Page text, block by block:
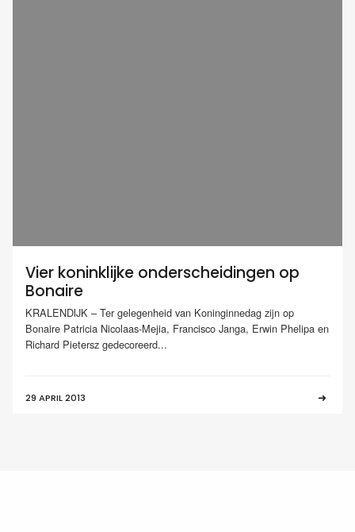
Vier koninklijke onderscheidingen op
Bonaire
KRALENDIJK – Ter gelegenheid van Koninginnedag zijn op
Bonaire Patricia Nicolaas-Mejia, Francisco Janga, Erwin Phelipa en
Richard Pietersz gedecoreerd...
29 APRIL 2013